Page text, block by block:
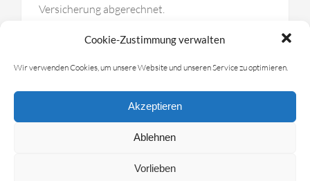
Cookie-Zustimmung verwalten
Wir verwenden Cookies, um unsere Website und unseren Service zu optimieren.
Akzeptieren
Ablehnen
Vorlieben
Versicherung abgerechnet.
Kostenübernahme durch den
Staat